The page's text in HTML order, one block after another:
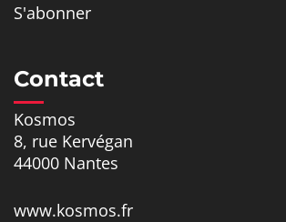
S'abonner
Contact
Kosmos
8, rue Kervégan
44000 Nantes
www.kosmos.fr